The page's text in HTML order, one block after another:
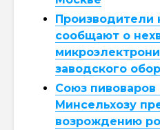
Производители
сообщают о
заводского
Союз пивоваров
Минсельхозу
возрождению